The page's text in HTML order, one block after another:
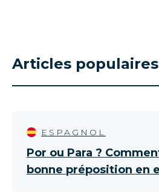
Articles populaires
ESPAGNOL
Por ou Para ?
bonne préposition en